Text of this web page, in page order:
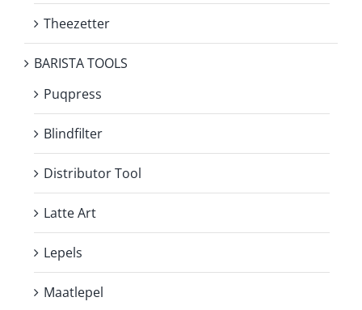
Theezetter
BARISTA TOOLS
Puqpress
Blindfilter
Distributor Tool
Latte Art
Lepels
Maatlepel